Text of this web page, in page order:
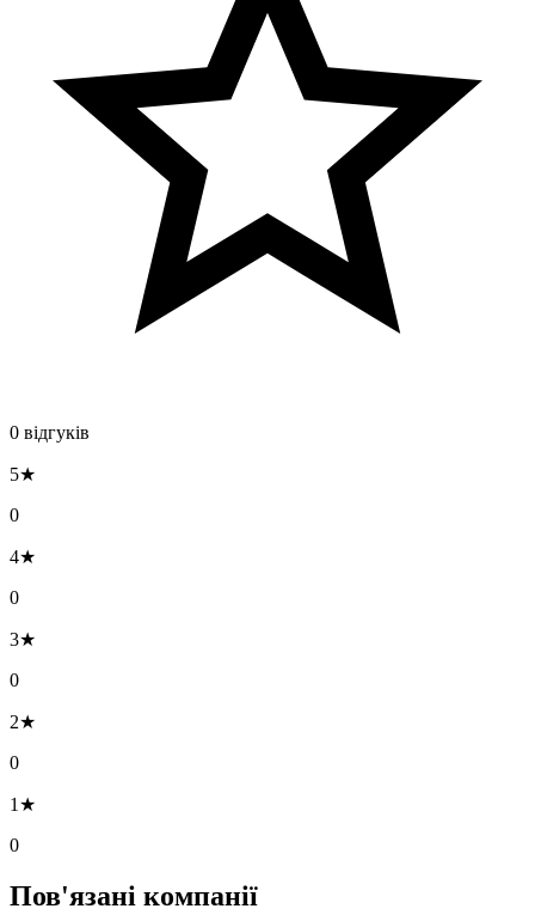
0 відгуків
5★
0
4★
0
3★
0
2★
0
1★
0
Пов'язані компанії